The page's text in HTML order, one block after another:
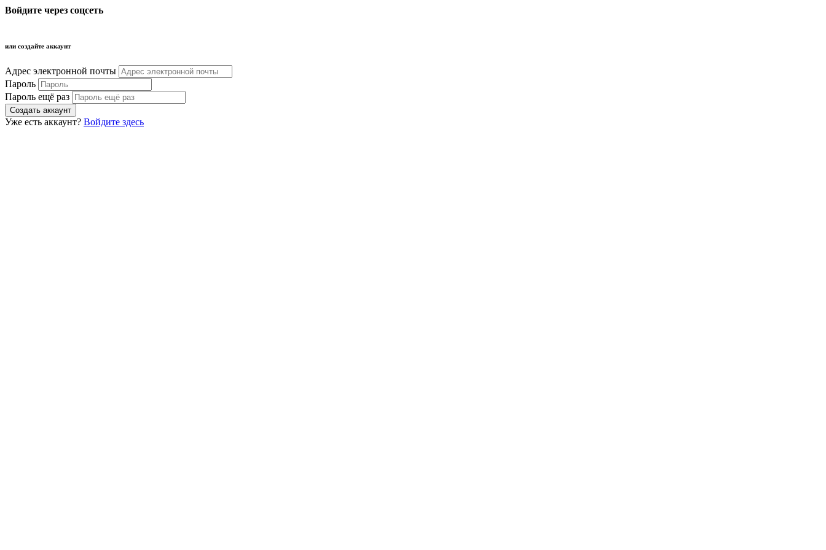
Войдите через соцсеть
или создайте аккаунт
Адрес электронной почты
Пароль
Пароль ещё раз
Уже есть аккаунт? Войдите здесь